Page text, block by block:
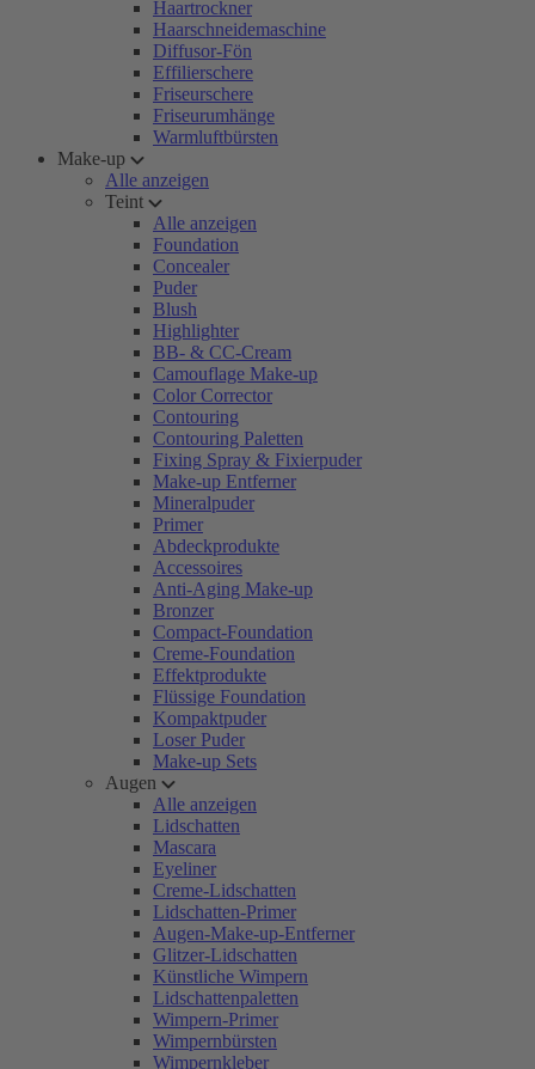
Haartrockner
Haarschneidemaschine
Diffusor-Fön
Effilierschere
Friseurschere
Friseurumhänge
Warmluftbürsten
Make-up
Alle anzeigen
Teint
Alle anzeigen
Foundation
Concealer
Puder
Blush
Highlighter
BB- & CC-Cream
Camouflage Make-up
Color Corrector
Contouring
Contouring Paletten
Fixing Spray & Fixierpuder
Make-up Entferner
Mineralpuder
Primer
Abdeckprodukte
Accessoires
Anti-Aging Make-up
Bronzer
Compact-Foundation
Creme-Foundation
Effektprodukte
Flüssige Foundation
Kompaktpuder
Loser Puder
Make-up Sets
Augen
Alle anzeigen
Lidschatten
Mascara
Eyeliner
Creme-Lidschatten
Lidschatten-Primer
Augen-Make-up-Entferner
Glitzer-Lidschatten
Künstliche Wimpern
Lidschattenpaletten
Wimpern-Primer
Wimpernbürsten
Wimpernkleber